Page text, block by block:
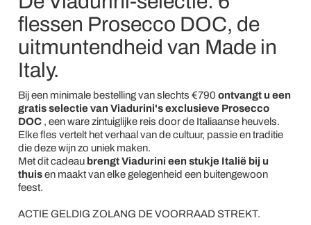
flessen Prosecco DOC, de
uitmuntendheid van Made in
Italy.
Bij een minimale bestelling van slechts €790 ontvangt u een
gratis selectie van Viadurini's exclusieve Prosecco
DOC, een ware zintuiglijke reis door de Italiaanse heuvels.
Elke fles vertelt het verhaal van de cultuur, passie en traditie
die deze wijn zo uniek maken.
Met dit cadeau brengt Viadurini een stukje Italië bij u
thuisen maakt van elke gelegenheid een buitengewoon
feest.
ACTIE GELDIG ZOLANG DE VOORRAAD STREKT.